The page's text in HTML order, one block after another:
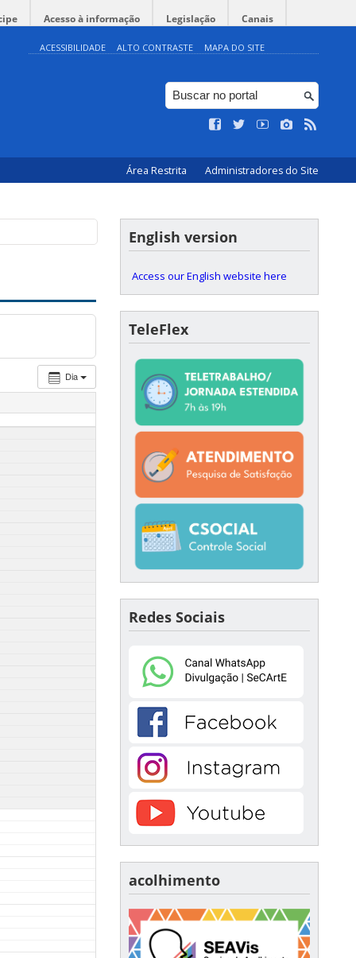
Acesso à informação Legislação Canais
ACESSIBILIDADE ALTO CONTRASTE MAPA DO SITE
Área Restrita Administradores do Site
Dia
English version
Access our English website here
TeleFlex
Redes Sociais
acolhimento